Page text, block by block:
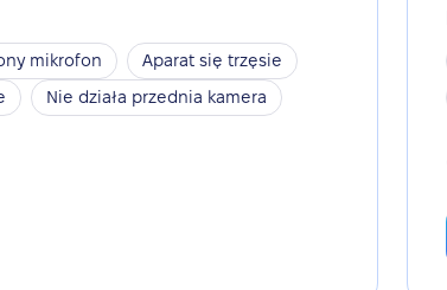
mikrofon
Aparat się trzęsie
Nie działa przednia kamera